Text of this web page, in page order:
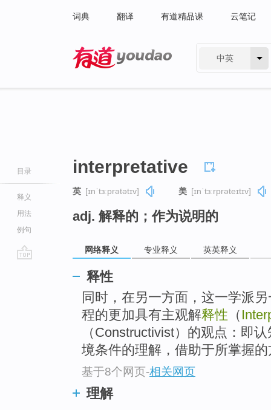
词典 翻译 有道精品课 云笔记
中英
目录
释义
用法
例句
interpretative
英 [ɪnˈtɜːprətətɪv] 美 [ɪnˈtɜːrprəteɪtɪv]
adj. 解释的；作为说明的
网络释义 专业释义 英英释义
释性
同时，在另一方面，这一学派
程的更加具有主观解释性 （
（Constructivist）的观点：即
境条件的理解，借助于所掌握
基于8个网页-相关网页
理解